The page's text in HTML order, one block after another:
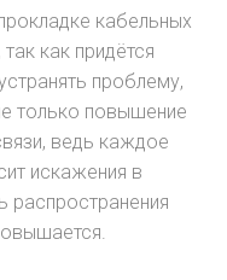
кабельных
как придётся
проблему,
только повышение
ведь каждое
искажения в
распространения